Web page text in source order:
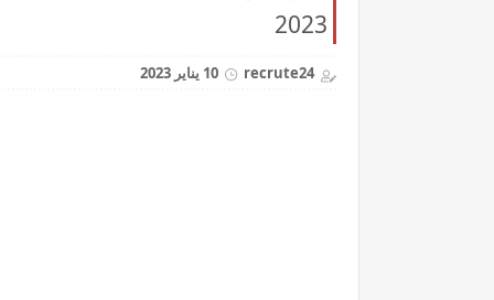
2023
recrute24 10 يناير 2023